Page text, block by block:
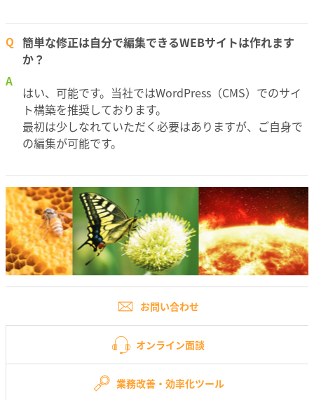
Q
簡単な修正は自分で編集できるWEBサイトは作れます
か？
A
はい、可能です。当社ではWordPress（CMS）でのサイ
ト構築を推奨しております。
最初は少しなれていただく必要はありますが、ご自身で
の編集が可能です。
お問い合わせ
オンライン面談
業務改善・効率化ツール